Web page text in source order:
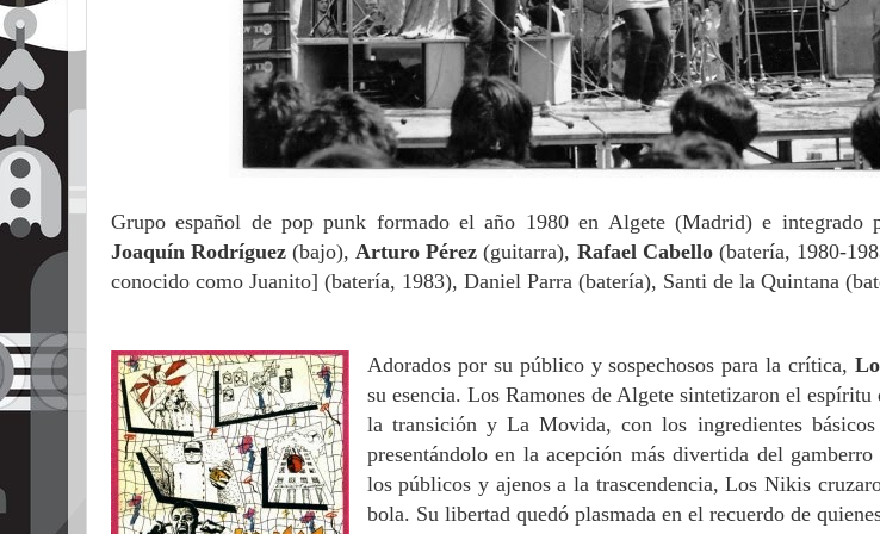
Grupo español de pop punk formado el año 1980 en Algete (Madrid) e integrado
Joaquín Rodríguez(bajo),Arturo Pérez (guitarra), Rafael Cabello(batería, 1980-
conocido como Juanito] (batería, 1983), Daniel Parra (batería), Santi de la Quintana
Adorados por su público y sospechosos para la crítica,
su esencia. Los Ramones de Algete sintetizaron el espíritu
la transición y La Movida, con los ingredientes
presentándolo en la acepción más divertida del
los públicos y ajenos a la trascendencia, Los Nikis
bola. Su libertad quedó plasmada en el recuerdo de